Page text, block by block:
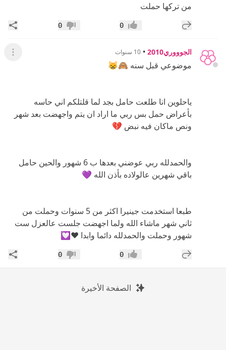
من تركها حملت
إضافة رد جديد إعجاب0 عدم إعجاب
0
الجوووري2010 • 10 سنوات عرض
موضوعي قبل سنه 🙈😸
ياحلوين انا طلعت حامل بجد لما قلتلكم اني حاسه
بأعراض حمل بس ربي ما اراد ان يتم واجهضت بعد شهر
ونص ماكان فيه نبض 💔
والحمدلله ربي عوضني بعدها ب 6 شهور والحين حامل
باقي شهرين عالولاده بأذن الله 💜
طبعا استخدمت جينيرا اكثر من 5 سنوات وحملت من
ثاني شهر ماشاء الله ولما اجهضت جلست عالعزل ست
شهور وحملت والحمدلله دائما وابدا ❤💟
إضافة رد جديد إعجاب0 عدم إعجاب
0
الصفحة الأخيرة